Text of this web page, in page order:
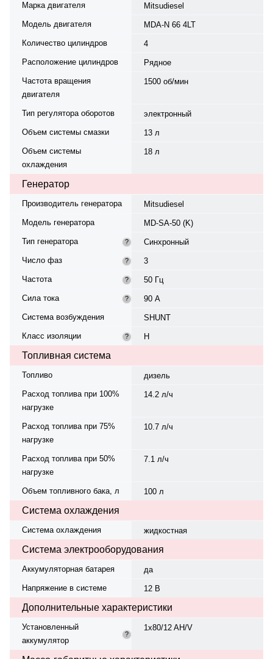
Марка двигателя
Mitsudiesel
Модель двигателя
MDA-N 66 4LT
Количество цилиндров
4
Расположение цилиндров
Рядное
Частота вращения
двигателя
1500 об/мин
Тип регулятора оборотов
электронный
Объем системы смазки
13 л
Объем системы
охлаждения
18 л
Генератор
Производитель генератора
Mitsudiesel
Модель генератора
MD-SA-50 (K)
Тип генератора
?
Синхронный
Число фаз
?
3
Частота
?
50 Гц
Сила тока
?
90 А
Система возбуждения
SHUNT
Класс изоляции
? H
Топливная система
Топливо
дизель
Расход топлива при 100%
нагрузке
14.2 л/ч
Расход топлива при 75%
нагрузке
10.7 л/ч
Расход топлива при 50%
нагрузке
7.1 л/ч
Объем топливного бака, л 100 л
Система охлаждения
Система охлаждения жидкостная
Система электрооборудования
Аккумуляторная батарея
да
Напряжение в системе
12 В
Дополнительные характеристики
Установленный
аккумулятор
?
1x80/12 AH/V